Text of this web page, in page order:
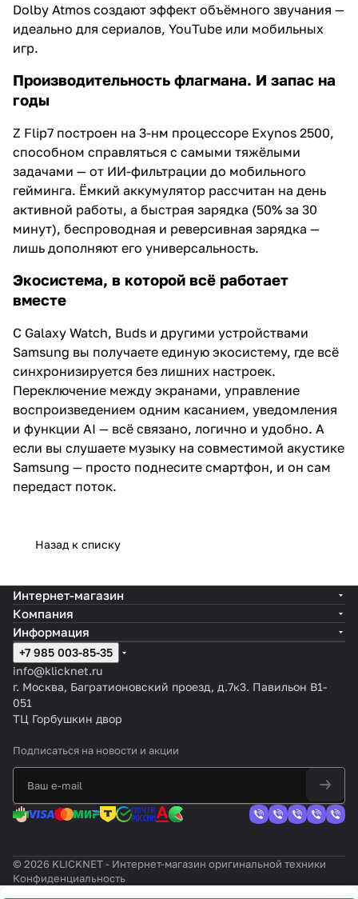
Dolby Atmos создают эффект объёмного звучания —
идеально для сериалов, YouTube или мобильных
игр.
Производительность флагмана. И запас на
годы
Z Flip7 построен на 3-нм процессоре Exynos 2500,
способном справляться с самыми тяжёлыми
задачами — от ИИ-фильтрации до мобильного
гейминга. Ёмкий аккумулятор рассчитан на день
активной работы, а быстрая зарядка (50% за 30
минут), беспроводная и реверсивная зарядка —
лишь дополняют его универсальность.
Экосистема, в которой всё работает
вместе
С Galaxy Watch, Buds и другими устройствами
Samsung вы получаете единую экосистему, где всё
синхронизируется без лишних настроек.
Переключение между экранами, управление
воспроизведением одним касанием, уведомления
и функции AI — всё связано, логично и удобно. А
если вы слушаете музыку на совместимой акустике
Samsung — просто поднесите смартфон, и он сам
передаст поток.
Назад к списку
Интернет-магазин
Компания
Информация
+7 985 003-85-35
info@klicknet.ru
г. Москва, Багратионовский проезд, д.7к3. Павильон B1-
051
ТЦ Горбушкин двор
Подписаться на новости и акции
© 2026 KLICKNET - Интернет-магазин оригинальной техники
Конфиденциальность